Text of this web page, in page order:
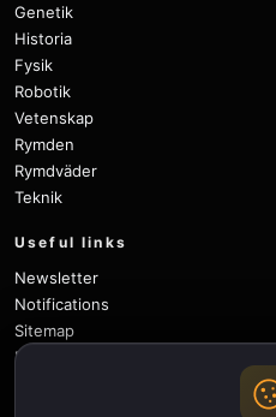
Genetik
Historia
Fysik
Robotik
Vetenskap
Rymden
Rymdväder
Teknik
Useful links
Newsletter
Notifications
Sitemap
Privacy Policy